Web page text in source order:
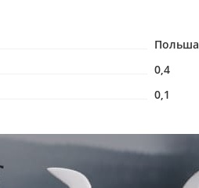
Польша
0,4
0,1